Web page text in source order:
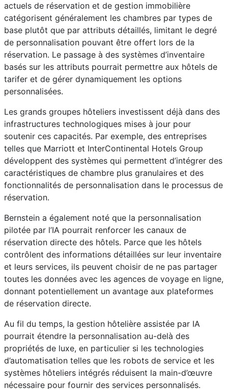
actuels de réservation et de gestion immobilière
catégorisent généralement les chambres par types de
base plutôt que par attributs détaillés, limitant le degré
de personnalisation pouvant être offert lors de la
réservation. Le passage à des systèmes d’inventaire
basés sur les attributs pourrait permettre aux hôtels de
tarifer et de gérer dynamiquement les options
personnalisées.
Les grands groupes hôteliers investissent déjà dans des
infrastructures technologiques mises à jour pour
soutenir ces capacités. Par exemple, des entreprises
telles que Marriott et InterContinental Hotels Group
développent des systèmes qui permettent d’intégrer des
caractéristiques de chambre plus granulaires et des
fonctionnalités de personnalisation dans le processus de
réservation.
Bernstein a également noté que la personnalisation
pilotée par l’IA pourrait renforcer les canaux de
réservation directe des hôtels. Parce que les hôtels
contrôlent des informations détaillées sur leur inventaire
et leurs services, ils peuvent choisir de ne pas partager
toutes les données avec les agences de voyage en ligne,
donnant potentiellement un avantage aux plateformes
de réservation directe.
Au fil du temps, la gestion hôtelière assistée par IA
pourrait étendre la personnalisation au-delà des
propriétés de luxe, en particulier si les technologies
d’automatisation telles que les robots de service et les
systèmes hôteliers intégrés réduisent la main-d’œuvre
nécessaire pour fournir des services personnalisés.